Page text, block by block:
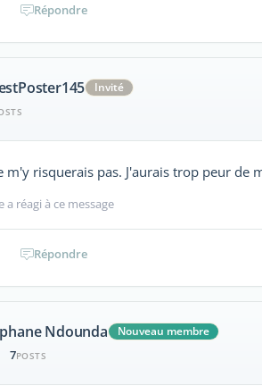
Répondre
Invité
m'y risquerais pas. J'aurais trop peur de
a réagi à ce message
Répondre
Ndounda
Nouveau membre
7POSTS